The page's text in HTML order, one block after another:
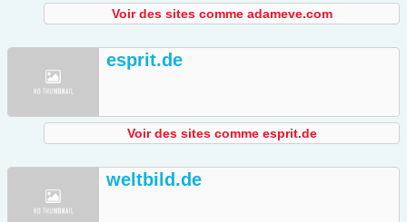
Voir des sites comme adameve.com
esprit.de
Voir des sites comme esprit.de
weltbild.de